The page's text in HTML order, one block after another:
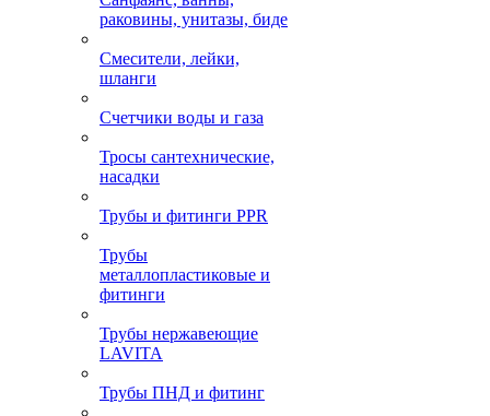
раковины, унитазы, биде
Смесители, лейки,
шланги
Счетчики воды и газа
Тросы сантехнические,
насадки
Трубы и фитинги PPR
Трубы
металлопластиковые и
фитинги
Трубы нержавеющие
LAVITA
Трубы ПНД и фитинг